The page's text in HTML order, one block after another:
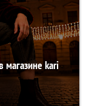
магазине kari